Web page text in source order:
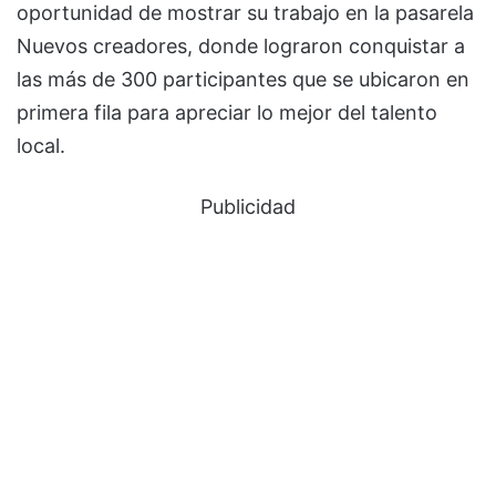
oportunidad de mostrar su trabajo en la pasarela
Nuevos creadores, donde lograron conquistar a
las más de 300 participantes que se ubicaron en
primera fila para apreciar lo mejor del talento
local.
Publicidad